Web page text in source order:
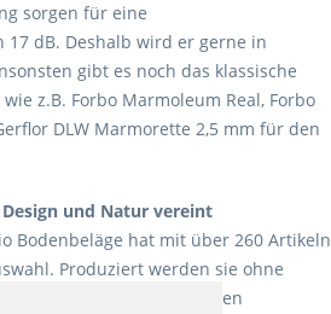
sorgen für eine
dB. Deshalb wird er gerne in
gibt es noch das klassische
z.B. Forbo Marmoleum Real, Forbo
DLW Marmorette 2,5 mm für den
und Natur vereint
Bodenbeläge hat mit über 260 Artikeln
Produziert werden sie ohne
Mit allen verfügbaren